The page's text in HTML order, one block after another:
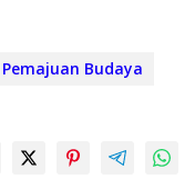
Pemajuan Budaya